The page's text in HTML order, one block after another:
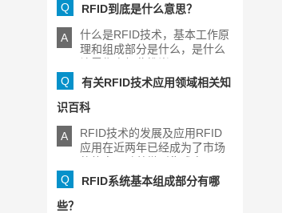
Q RFID到底是什么意思？
A
什么是RFID技术，基本工作原
理和组成部分是什么，是什么
Q
有关RFID技术应用领域相关知
识百科
A
RFID技术的发展及应用RFID
应用在近两年已经成为了市场
Q
RFID系统基本组成部分有哪
些？